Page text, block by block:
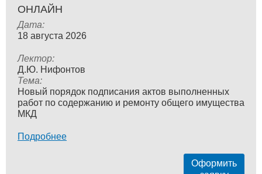
ОНЛАЙН
Дата:
18 августа 2026
Лектор:
Д.Ю. Нифонтов
Тема:
Новый порядок подписания актов выполненных
работ по содержанию и ремонту общего имущества
МКД
Подробнее
Оформить